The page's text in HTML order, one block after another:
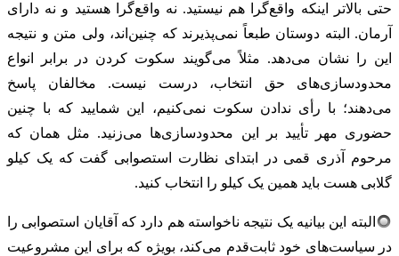
حتی بالاتر اینکه واقع‌گرا هم نیستید. نه واقع‌گرا هستید و نه دارای
آرمان. البته دوستان طبعاً نمی‌پذیرند که چنین‌اند، ولی متن و نتیجه
این را نشان می‌دهد. مثلاً می‌گویند سکوت کردن در برابر انواع
محدودسازی‌های حق انتخاب، درست نیست. مخالفان پاسخ
می‌دهند؛ با رأی ندادن سکوت نمی‌کنیم، این شمایید که با چنین
حضوری مهر تأیید بر این محدودسازی‌ها می‌زنید. مثل همان که
مرحوم آذری قمی در ابتدای نظارت استصوابی گفت که یک کیلو
گلابی هست باید همین یک کیلو را انتخاب کنید.
البته این بیانیه یک نتیجه ناخواسته هم دارد که آقایان استصوابی را
در سیاست‌های خود ثابت‌قدم می‌کند، بویژه که برای این مشروعیت